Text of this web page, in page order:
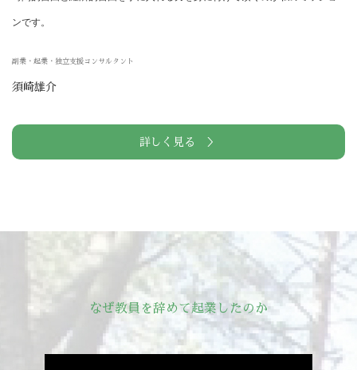
ンです。
副業・起業・独立支援コンサルタント
須崎雄介
詳しく見る ＞
なぜ教員を辞めて起業したのか